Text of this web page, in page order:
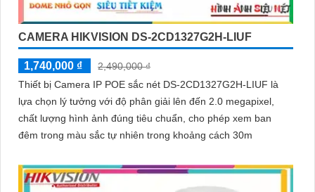
CAMERA HIKVISION DS-2CD1327G2H-LIUF
1,740,000 ₫
2,490,000 ₫
Thiết bị Camera IP POE sắc nét DS-2CD1327G2H-LIUF là
lựa chọn lý tưởng với độ phân giải lên đến 2.0 megapixel,
chất lượng hình ảnh đúng tiêu chuẩn, cho phép xem ban
đêm trong màu sắc tự nhiên trong khoảng cách 30m